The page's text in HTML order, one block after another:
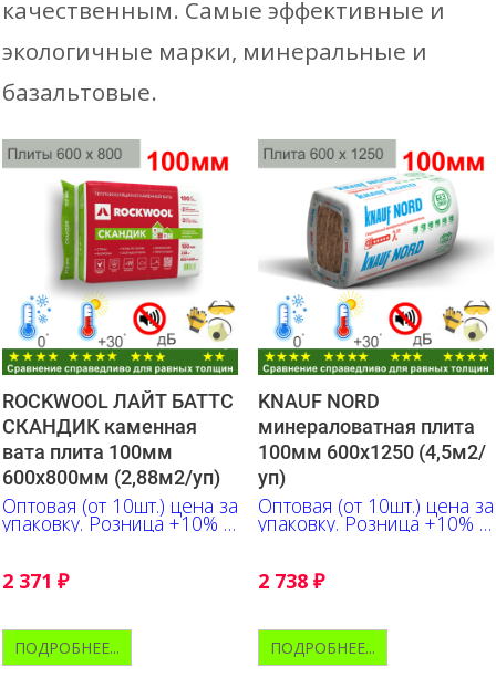
качественным. Самые эффективные и
экологичные марки, минеральные и
базальтовые.
ROCKWOOL ЛАЙТ БАТТС
СКАНДИК каменная
вата плита 100мм
600х800мм (2,88м2/уп)
Оптовая (от 10шт.) цена за
упаковку. Розница +10% к
указанной цене
2 371 ₽
ПОДРОБНЕЕ...
KNAUF NORD
минераловатная плита
100мм 600х1250 (4,5м2/
уп)
Оптовая (от 10шт.) цена за
упаковку. Розница +10% к
указанной цене
2 738 ₽
ПОДРОБНЕЕ...